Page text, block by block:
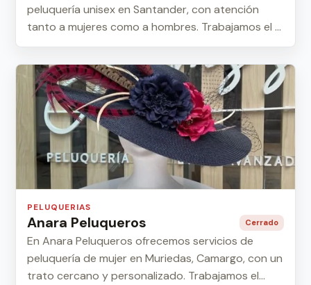
peluquería unisex en Santander, con atención
tanto a mujeres como a hombres. Trabajamos el ...
PELUQUERIAS
Anara Peluqueros Cerrado
En Anara Peluqueros ofrecemos servicios de
peluquería de mujer en Muriedas, Camargo, con un
trato cercano y personalizado. Trabajamos el